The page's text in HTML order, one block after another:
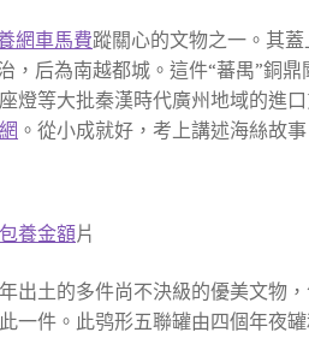
網車馬費蹤關心的文物之一。其
，后為南越都城。這件“蕃禺”銅
燈等大批秦漢時代廣州地域的進
。從小成就好，考上講述海絲故事
包養金額片
出土的多件尚不決級的優美文物
一件。此鸮形五聯罐由四個年夜